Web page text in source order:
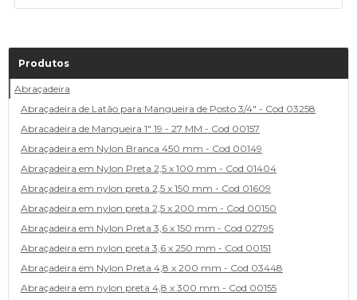
Produtos
Abraçadeira
Abraçadeira de Latão para Mangueira de Posto 3/4" - Cod 03258
Abracadeira de Mangueira 1" 19 - 27 MM - Cod 00157
Abraçadeira em Nylon Branca 450 mm - Cod 00149
Abraçadeira em Nylon Preta 2,5 x 100 mm - Cod 01404
Abraçadeira em nylon preta 2,5 x 150 mm - Cod 01609
Abraçadeira em nylon preta 2,5 x 200 mm - Cod 00150
Abraçadeira em Nylon Preta 3,6 x 150 mm - Cod 02795
Abraçadeira em nylon preta 3,6 x 250 mm - Cod 00151
Abraçadeira em Nylon Preta 4,8 x 200 mm - Cod 03448
Abraçadeira em nylon preta 4,8 x 300 mm - Cod 00155